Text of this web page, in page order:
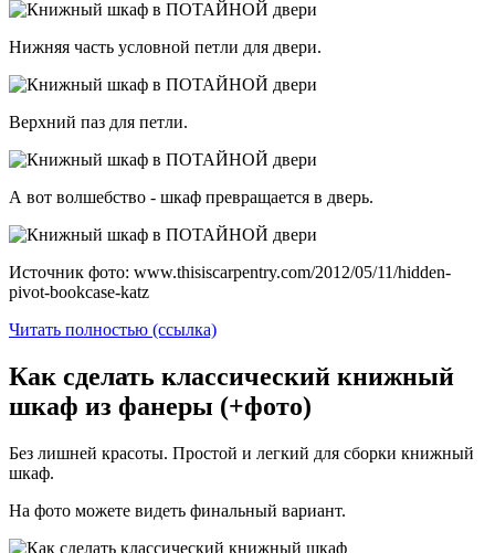
Нижняя часть условной петли для двери.
Верхний паз для петли.
А вот волшебство - шкаф превращается в дверь.
Источник фото: www.thisiscarpentry.com/2012/05/11/hidden-
pivot-bookcase-katz
Читать полностью (ссылка)
Как сделать классический книжный
шкаф из фанеры (+фото)
Без лишней красоты. Простой и легкий для сборки книжный
шкаф.
На фото можете видеть финальный вариант.